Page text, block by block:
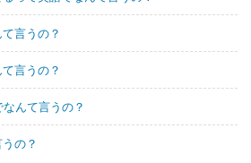
言うの？
言うの？
なんて言うの？
の？